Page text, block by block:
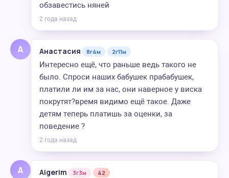
обзавестись няней
2 года назад
А Анастасия 8г4м 2г11м
Интересно ещё, что раньше ведь такого не
было. Спроси наших бабушек прабабушек,
платили ли им за нас, они наверное у виска
покрутят?время видимо ещё такое. Даже
детям теперь платишь за оценки, за
поведение ?
2 года назад
A Aigerim 3г3м 42